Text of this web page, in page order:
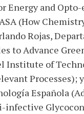
Energy and
(How
Rojas,
to Advance
Institute of
Processes);
Española
infective